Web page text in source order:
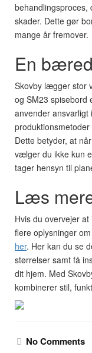
behandlingsproces,
skader. Dette gør
mange år fremover.
En
Skovby lægger stor
og SM23 spisebord
anvender ansvarligt
Dette betyder, at
vælger du ikke kun
tager hensyn til
Læs
Hvis du overvejer
flere oplysninger
her. Her kan du se
størrelser samt få
dit hjem. Med
kombinerer stil,
No Comments